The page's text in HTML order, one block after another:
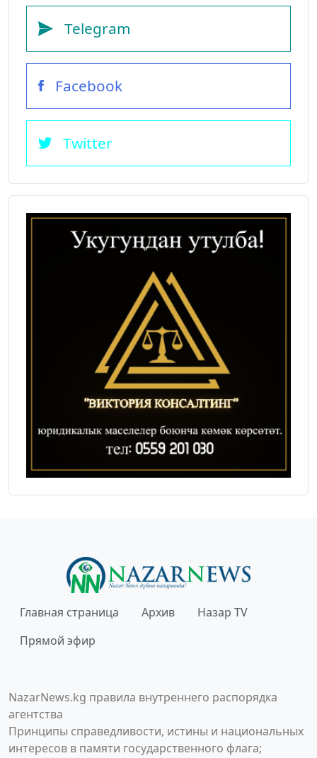
Telegram
Facebook
Twitter
Главная страница Архив
Назар TV
Прямой эфир
NazarNews.kg правила внутреннего распорядка
агентства
Принципы справедливости, истины и национальных
интересов в памяти государственного флага;